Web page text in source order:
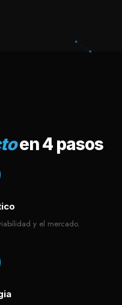
en 4 pasos
y el mercado.